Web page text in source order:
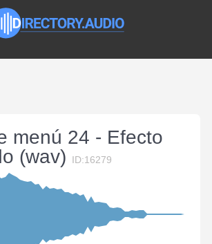
menú 24 - Efecto
(wav)
ID:16279